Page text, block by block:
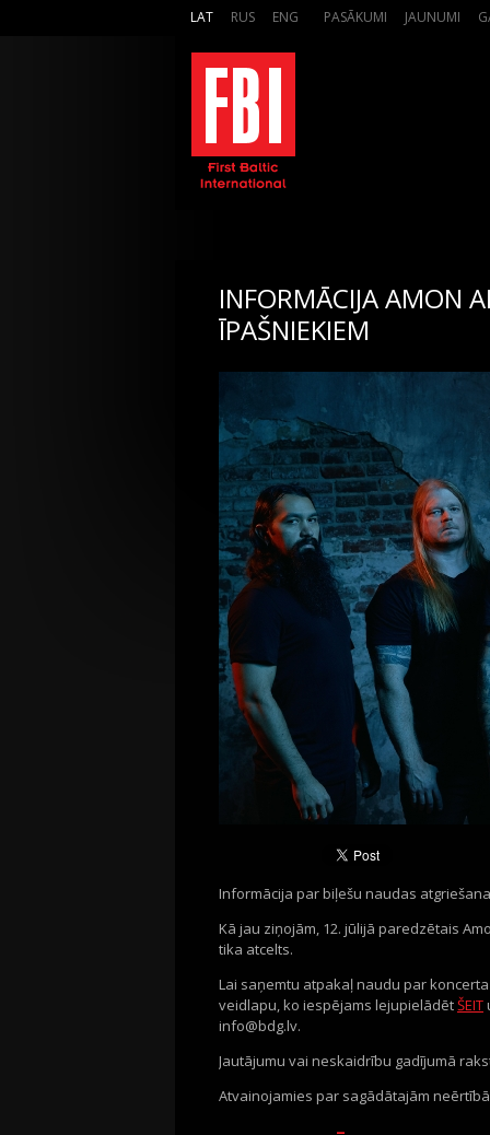
LAT RUS ENG PASĀKUMI JAUNUMI
INFORMĀCIJA AMON
ĪPAŠNIEKIEM
Informācija par biļešu naudas
Kā jau ziņojām, 12. jūlijā paredzētais
tika atcelts.
Lai saņemtu atpakaļ naudu par
veidlapu, ko iespējams lejupielādētŠEIT
info@bdg.lv.
Jautājumu vai neskaidrību gadījumā
Atvainojamies par sagādātajām